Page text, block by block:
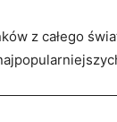
z całego